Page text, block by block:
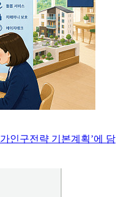
인구전략 기본계획’에 담